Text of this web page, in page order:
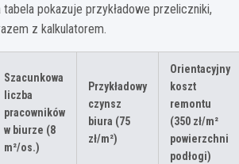
pokazuje przykładowe przeliczniki,
z kalkulatorem.
Szacunkowa
liczba
pracowników
w biurze (8
m²/os.)
Przykładowy
czynsz
biura (75
zł/m²)
Orientacyjny
koszt
remontu
(350 zł/m²
powierzchni
podłogi)